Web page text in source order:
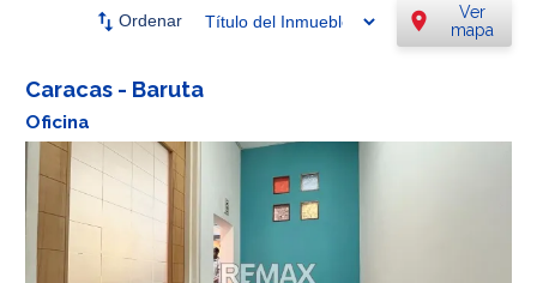
swap_vert Ordenar location_on
Ver
mapa
Caracas - Baruta
Oficina